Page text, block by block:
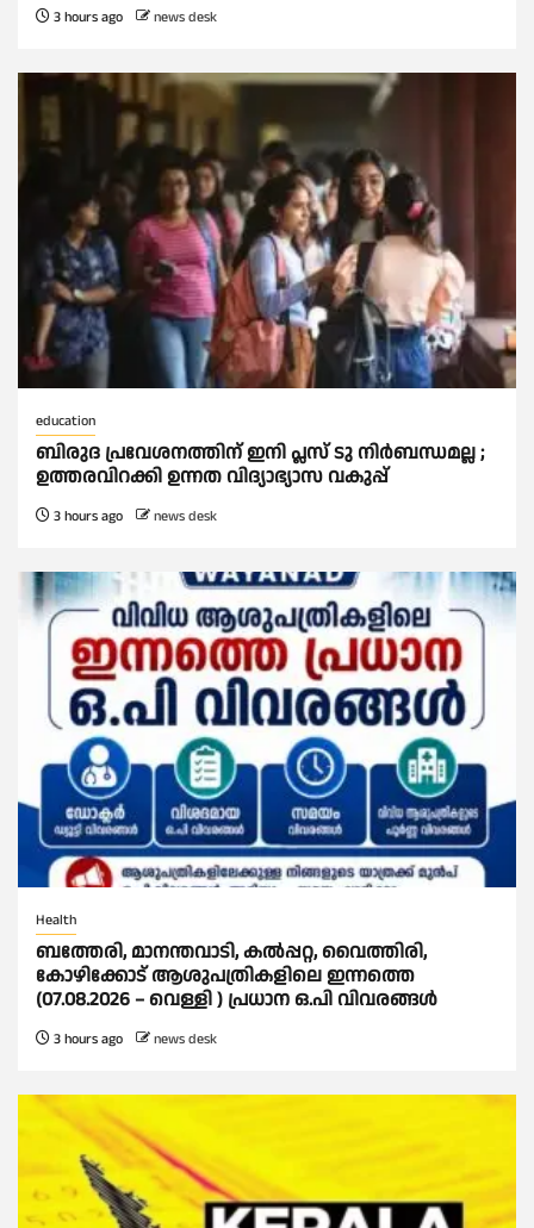
3 hours ago news desk
education
ബിരുദ പ്രവേശനത്തിന് ഇനി പ്ലസ് ടു നിര്‍ബന്ധമല്ല ;
ഉത്തരവിറക്കി ഉന്നത വിദ്യാഭ്യാസ വകുപ്പ്
3 hours ago news desk
Health
ബത്തേരി, മാനന്തവാടി, കൽപ്പറ്റ, വൈത്തിരി,
കോഴിക്കോട് ആശുപത്രികളിലെ ഇന്നത്തെ
(07.08.2026 – വെള്ളി ) പ്രധാന ഒ.പി വിവരങ്ങൾ
3 hours ago news desk